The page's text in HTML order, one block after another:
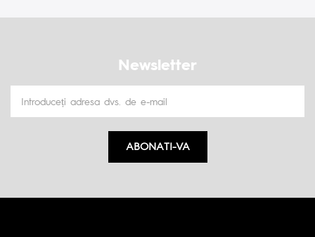
Newsletter
ABONATI-VA